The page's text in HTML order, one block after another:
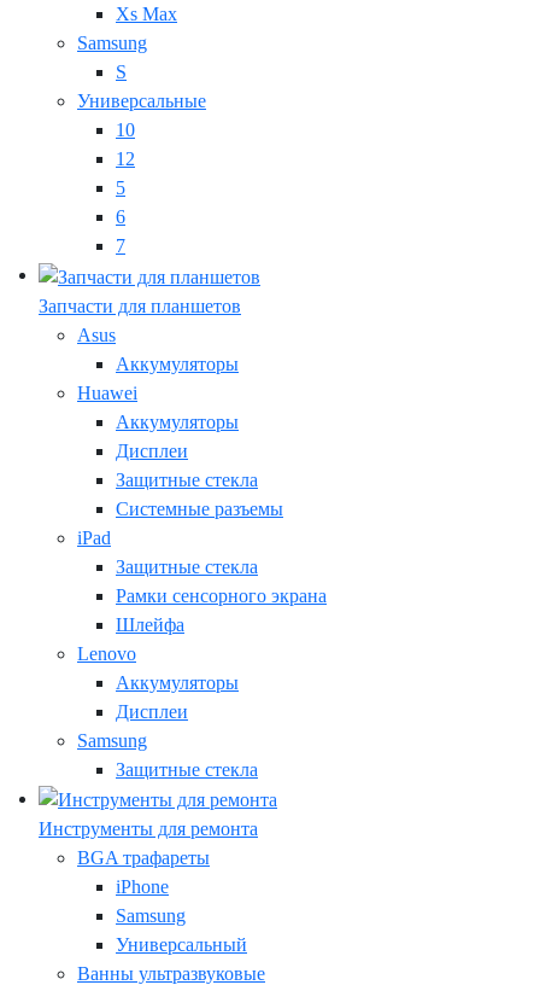
Xs Max
Samsung
S
Универсальные
10
12
5
6
7
Запчасти для планшетов
Asus
Аккумуляторы
Huawei
Аккумуляторы
Дисплеи
Защитные стекла
Системные разъемы
iPad
Защитные стекла
Рамки сенсорного экрана
Шлейфа
Lenovo
Аккумуляторы
Дисплеи
Samsung
Защитные стекла
Инструменты для ремонта
BGA трафареты
iPhone
Samsung
Универсальный
Ванны ультразвуковые